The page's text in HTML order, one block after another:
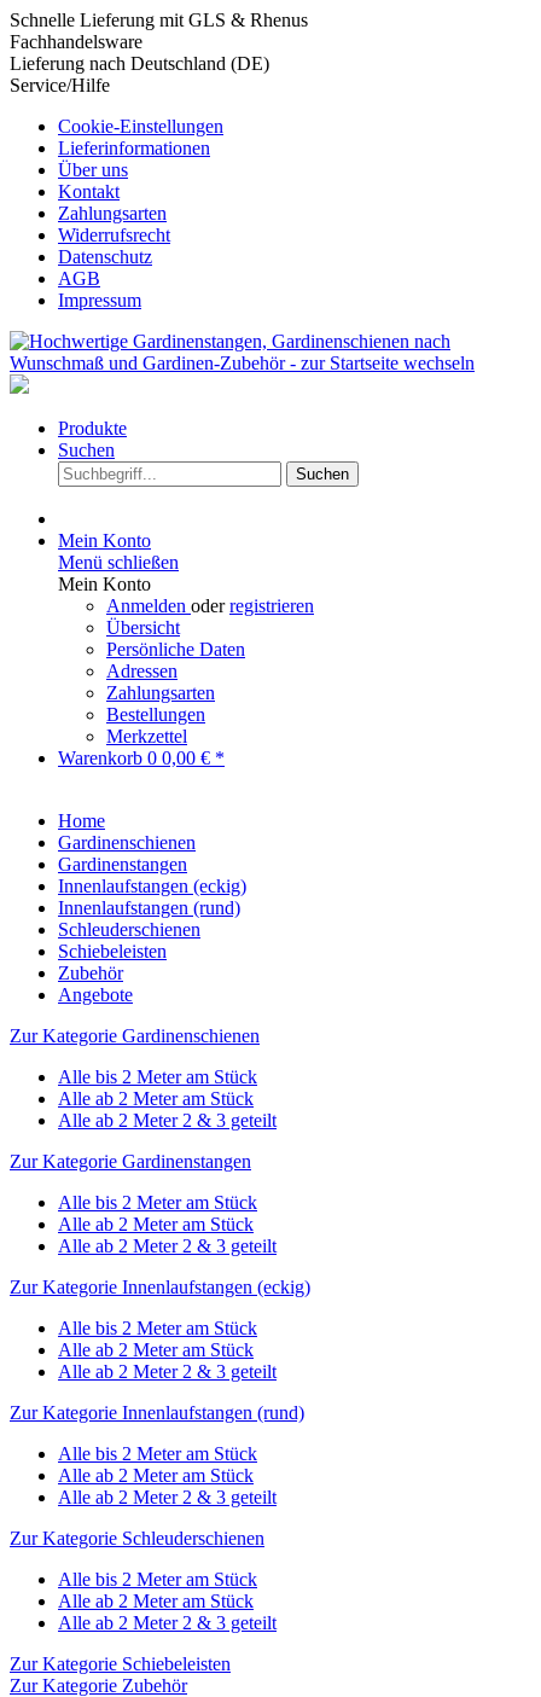
Schnelle Lieferung mit GLS & Rhenus
Fachhandelsware
Lieferung nach Deutschland (DE)
Service/Hilfe
Cookie-Einstellungen
Lieferinformationen
Über uns
Kontakt
Zahlungsarten
Widerrufsrecht
Datenschutz
AGB
Impressum
Produkte
Suchen
Suchen
Mein Konto
Menü schließen
Mein Konto
Anmelden oderregistrieren
Übersicht
Persönliche Daten
Adressen
Zahlungsarten
Bestellungen
Merkzettel
Warenkorb 0 0,00 € *
Home
Gardinenschienen
Gardinenstangen
Innenlaufstangen (eckig)
Innenlaufstangen (rund)
Schleuderschienen
Schiebeleisten
Zubehör
Angebote
Zur Kategorie Gardinenschienen
Alle bis 2 Meter am Stück
Alle ab 2 Meter am Stück
Alle ab 2 Meter 2 & 3 geteilt
Zur Kategorie Gardinenstangen
Alle bis 2 Meter am Stück
Alle ab 2 Meter am Stück
Alle ab 2 Meter 2 & 3 geteilt
Zur Kategorie Innenlaufstangen (eckig)
Alle bis 2 Meter am Stück
Alle ab 2 Meter am Stück
Alle ab 2 Meter 2 & 3 geteilt
Zur Kategorie Innenlaufstangen (rund)
Alle bis 2 Meter am Stück
Alle ab 2 Meter am Stück
Alle ab 2 Meter 2 & 3 geteilt
Zur Kategorie Schleuderschienen
Alle bis 2 Meter am Stück
Alle ab 2 Meter am Stück
Alle ab 2 Meter 2 & 3 geteilt
Zur Kategorie Schiebeleisten
Zur Kategorie Zubehör